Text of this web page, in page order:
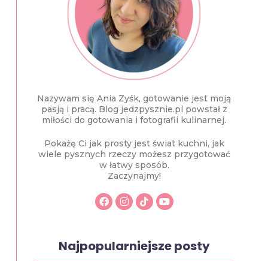
Nazywam się Ania Zyśk, gotowanie jest moją
pasją i pracą. Blog jedzpysznie.pl powstał z
miłości do gotowania i fotografii kulinarnej.
Pokażę Ci jak prosty jest świat kuchni, jak
wiele pysznych rzeczy możesz przygotować
w łatwy sposób.
Zaczynajmy!
Najpopularniejsze posty